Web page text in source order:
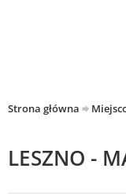
Strona główna
LESZNO -